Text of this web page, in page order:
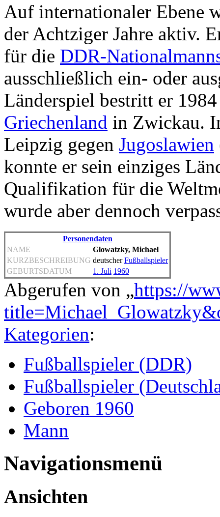
Auf internationaler Ebene
der Achtziger Jahre aktiv.
für die DDR-
ausschließlich ein- oder
Länderspiel bestritt er
Griechenland in Zwickau.
Leipzig gegen Jugoslawien
konnte er sein einziges
Qualifikation für die
wurde aber dennoch
Personendaten
NAME
Glowatzky, Michael
KURZBESCHREIBUNG deutscherFußballspieler
GEBURTSDATUM
1. Juli 1960
Abgerufen von „https://
Kategorien:
Fußballspieler (DDR)
Fußballspieler
Geboren 1960
Mann
Navigationsmenü
Ansichten